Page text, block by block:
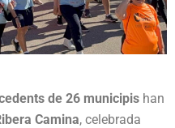
de 26 municipis han
Camina, celebrada